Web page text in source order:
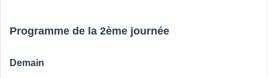
Programme de la 2ème journée
Demain